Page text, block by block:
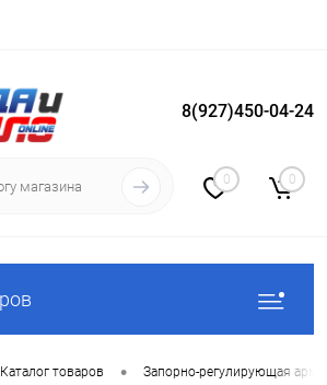
Вход Регистрация
8(927)450-04-24
0 0
Каталог товаров • Запорно-регулирующая